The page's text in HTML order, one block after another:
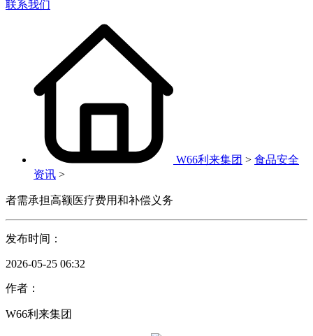
联系我们
W66利来集团 > 食品安全
资讯 >
者需承担高额医疗费用和补偿义务
发布时间：
2026-05-25 06:32
作者：
W66利来集团